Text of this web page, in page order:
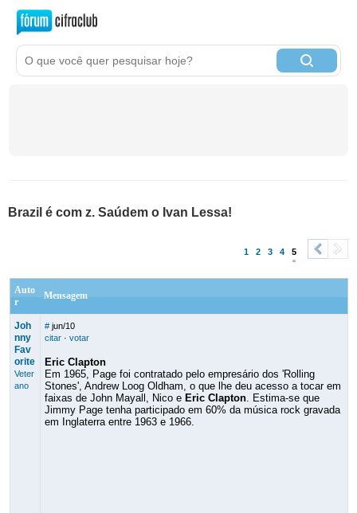
Brazil é com z. Saúdem o Ivan Lessa!
1 2 3 4 5
>
Auto
r
Mensagem
Joh
nny
Fav
orite
Veter
ano
# jun/10
citar· votar
Eric Clapton
Em 1965, Page foi contratado pelo empresário dos 'Rolling
Stones', Andrew Loog Oldham, o que lhe deu acesso a tocar em
faixas de John Mayall, Nico e Eric Clapton. Estima-se que
Jimmy Page tenha participado em 60% da música rock gravada
em Inglaterra entre 1963 e 1966.